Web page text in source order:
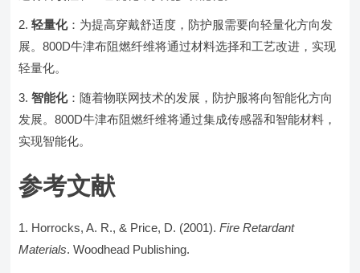
轻量化：为提高穿戴舒适度，防护服需要向轻量化方向发
展。800D牛津布阻燃纤维将通过材料选择和工艺改进，实现
轻量化。
智能化：随着物联网技术的发展，防护服将向智能化方向
发展。800D牛津布阻燃纤维将通过集成传感器和智能材料，
实现智能化。
参考文献
Horrocks, A. R., & Price, D. (2001).Fire Retardant
Materials. Woodhead Publishing.